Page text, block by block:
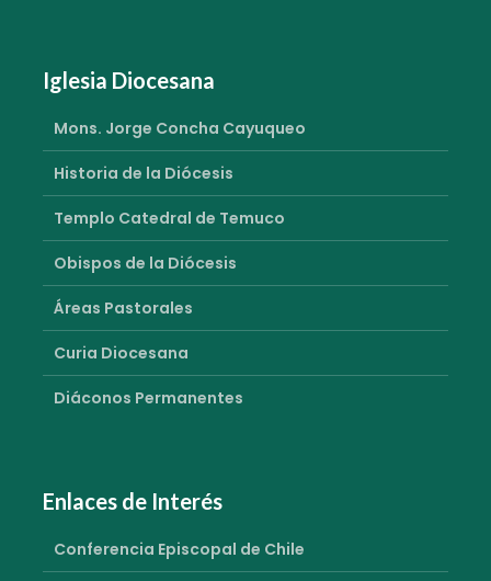
Iglesia Diocesana
Mons. Jorge Concha Cayuqueo
Historia de la Diócesis
Templo Catedral de Temuco
Obispos de la Diócesis
Áreas Pastorales
Curia Diocesana
Diáconos Permanentes
Enlaces de Interés
Conferencia Episcopal de Chile